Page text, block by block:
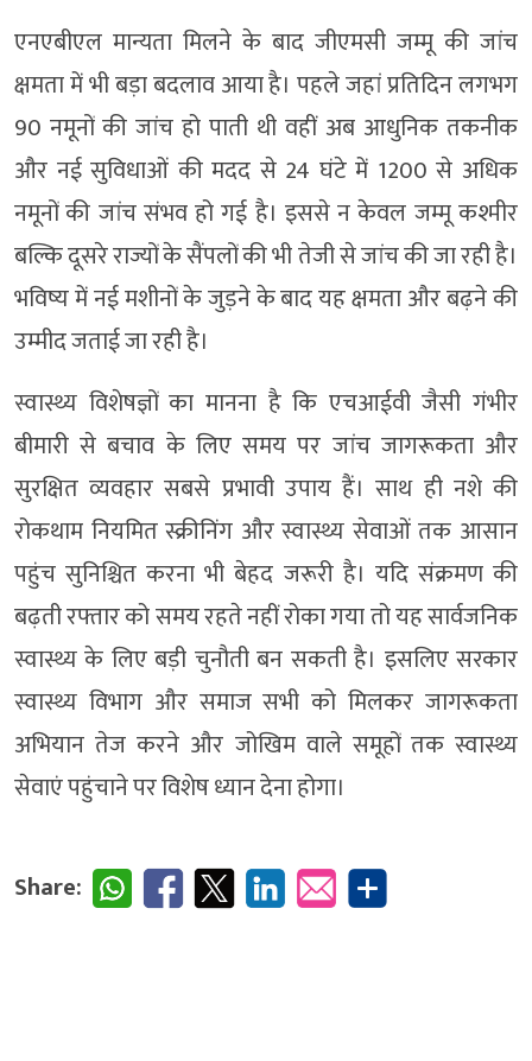
एनएबीएल मान्यता मिलने के बाद जीएमसी जम्मू की जांच
क्षमता में भी बड़ा बदलाव आया है। पहले जहां प्रतिदिन लगभग
90 नमूनों की जांच हो पाती थी वहीं अब आधुनिक तकनीक
और नई सुविधाओं की मदद से 24 घंटे में 1200 से अधिक
नमूनों की जांच संभव हो गई है। इससे न केवल जम्मू कश्मीर
बल्कि दूसरे राज्यों के सैंपलों की भी तेजी से जांच की जा रही है।
भविष्य में नई मशीनों के जुड़ने के बाद यह क्षमता और बढ़ने की
उम्मीद जताई जा रही है।
स्वास्थ्य विशेषज्ञों का मानना है कि एचआईवी जैसी गंभीर
बीमारी से बचाव के लिए समय पर जांच जागरूकता और
सुरक्षित व्यवहार सबसे प्रभावी उपाय हैं। साथ ही नशे की
रोकथाम नियमित स्क्रीनिंग और स्वास्थ्य सेवाओं तक आसान
पहुंच सुनिश्चित करना भी बेहद जरूरी है। यदि संक्रमण की
बढ़ती रफ्तार को समय रहते नहीं रोका गया तो यह सार्वजनिक
स्वास्थ्य के लिए बड़ी चुनौती बन सकती है। इसलिए सरकार
स्वास्थ्य विभाग और समाज सभी को मिलकर जागरूकता
अभियान तेज करने और जोखिम वाले समूहों तक स्वास्थ्य
सेवाएं पहुंचाने पर विशेष ध्यान देना होगा।
Share: